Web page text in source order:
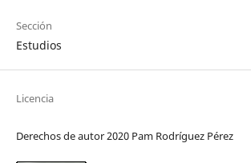
Sección
Estudios
Licencia
Derechos de autor 2020 Pam Rodríguez Pérez